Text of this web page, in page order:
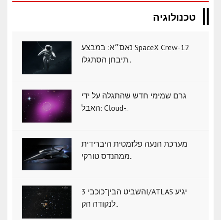
טכנולוגיה
נאס״א: במבצע SpaceX Crew-12
תיבחן הסתגלו..
גרם שמימי חדש שהתגלה על ידי
האבל: Cloud-..
מערכת הנעה פלזמטית היברידית
ממהנדס טורקי..
השביט הבין־כוכבי 3I/ATLAS יגיע
לנקודה הק..